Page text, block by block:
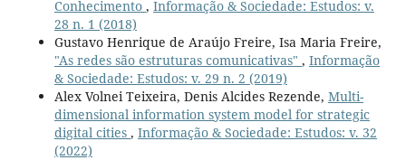
Conhecimento , Informação & Sociedade: Estudos: v.
28 n. 1 (2018)
Gustavo Henrique de Araújo Freire, Isa Maria Freire,
"As redes são estruturas comunicativas" , Informação
& Sociedade: Estudos: v. 29 n. 2 (2019)
Alex Volnei Teixeira, Denis Alcides Rezende, Multi-
dimensional information system model for strategic
digital cities , Informação & Sociedade: Estudos: v. 32
(2022)